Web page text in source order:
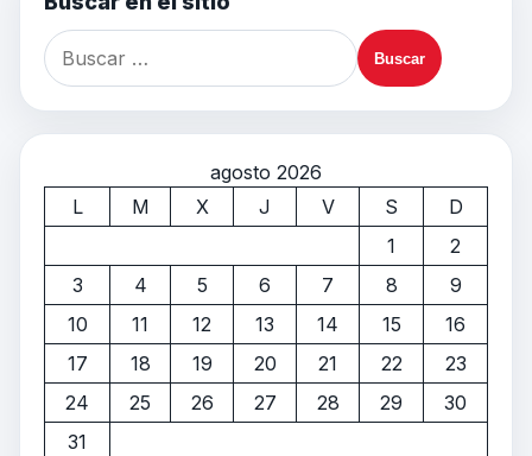
agosto 2026
L
M X J V S
D
1
2
3
4 5 6 7 8
9
10
11 12 13 14 15
16
17
18 19 20 21 22
23
24
25 26 27 28 29
30
31